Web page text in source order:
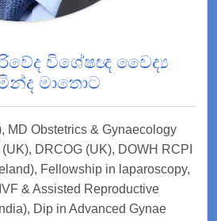
විශේෂඥ වෛද්‍ය
මාතොට
MD Obstetrics & Gynaecology
DRCOG (UK), DOWH RCPI
Fellowship in laparoscopy,
& Assisted Reproductive
Dip in Advanced Gynae